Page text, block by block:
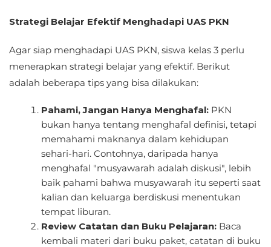
Strategi Belajar Efektif Menghadapi UAS PKN
Agar siap menghadapi UAS PKN, siswa kelas 3 perlu
menerapkan strategi belajar yang efektif. Berikut
adalah beberapa tips yang bisa dilakukan:
Pahami, Jangan Hanya Menghafal: PKN
bukan hanya tentang menghafal definisi, tetapi
memahami maknanya dalam kehidupan
sehari-hari. Contohnya, daripada hanya
menghafal "musyawarah adalah diskusi", lebih
baik pahami bahwa musyawarah itu seperti saat
kalian dan keluarga berdiskusi menentukan
tempat liburan.
Review Catatan dan Buku Pelajaran: Baca
kembali materi dari buku paket, catatan di buku